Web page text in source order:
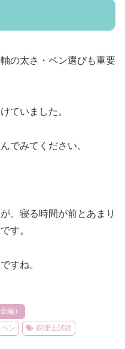
の太さ・ペン選びも重要
ていました。
でみてください。
、寝る時間が前とあまり
す。
すね。
編）
ペン 税理士試験